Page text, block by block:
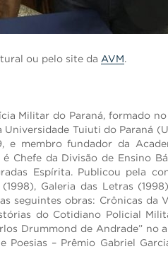
ou pelo site da AVM
Militar do Paraná, formado
Universidade Tuiuti do Paraná
e membro fundador da
Chefe da Divisão de Ensino
Espírita. Publicou pela
Galeria das Letras
seguintes obras: Crônicas
do Cotidiano Policial
Drummond de Andrade” no
Poesias – Prêmio Gabriel